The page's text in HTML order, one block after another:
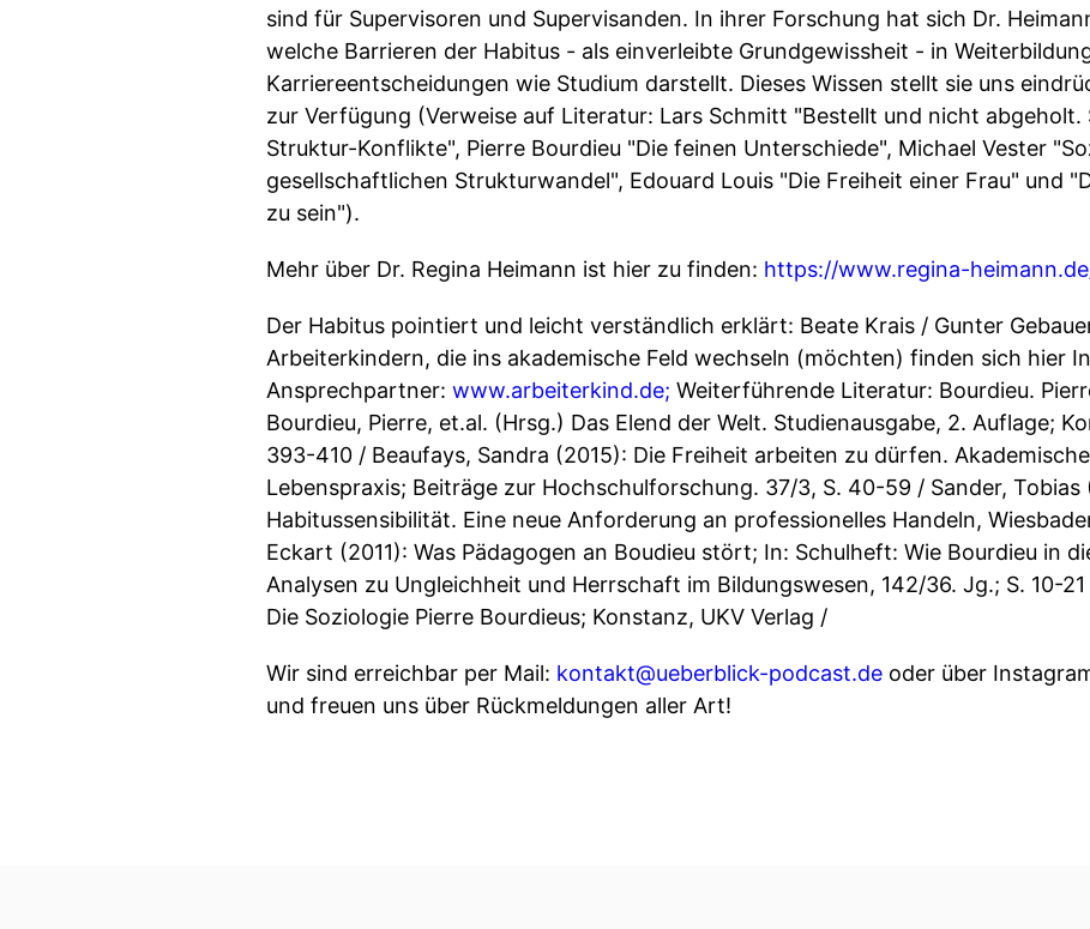
sind für Supervisoren und Supervisanden. In ihrer Forschung hat sich Dr.
welche Barrieren der Habitus - als einverleibte Grundgewissheit - in
Karriereentscheidungen wie Studium darstellt. Dieses Wissen stellt sie uns
zur Verfügung (Verweise auf Literatur: Lars Schmitt "Bestellt und nicht abgeholt.
Struktur-Konflikte", Pierre Bourdieu "Die feinen Unterschiede", Michael Vester
gesellschaftlichen Strukturwandel", Edouard Louis "Die Freiheit einer Frau" und
zu sein").
Mehr über Dr. Regina Heimann ist hier zu finden: https://www.regina-
Der Habitus pointiert und leicht verständlich erklärt: Beate Krais / Gunter
Arbeiterkindern, die ins akademische Feld wechseln (möchten) finden sich hier
Ansprechpartner: www.arbeiterkind.de; Weiterführende Literatur: Bourdieu.
Bourdieu, Pierre, et.al. (Hrsg.) Das Elend der Welt. Studienausgabe, 2. Auflage;
393-410 / Beaufays, Sandra (2015): Die Freiheit arbeiten zu dürfen.
Lebenspraxis; Beiträge zur Hochschulforschung. 37/3, S. 40-59 / Sander, Tobias
Habitussensibilität. Eine neue Anforderung an professionelles Handeln,
Eckart (2011): Was Pädagogen an Boudieu stört; In: Schulheft: Wie Bourdieu in
Analysen zu Ungleichheit und Herrschaft im Bildungswesen, 142/36. Jg.; S. 10-
Die Soziologie Pierre Bourdieus; Konstanz, UKV Verlag /
Wir sind erreichbar per Mail: kontakt@ueberblick-podcast.de oder über
und freuen uns über Rückmeldungen aller Art!